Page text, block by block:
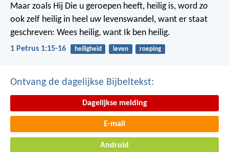
Maar zoals Hij Die u geroepen heeft, heilig is, word zo
ook zelf heilig in heel uw levenswandel, want er staat
geschreven: Wees heilig, want Ik ben heilig.
1 Petrus 1:15-16 heiligheid leven roeping
Ontvang de dagelijkse Bijbeltekst:
Dagelijkse melding
E-mail
Android